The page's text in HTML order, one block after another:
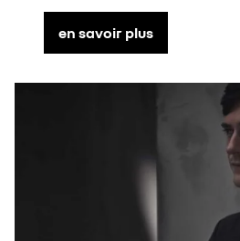
en savoir plus